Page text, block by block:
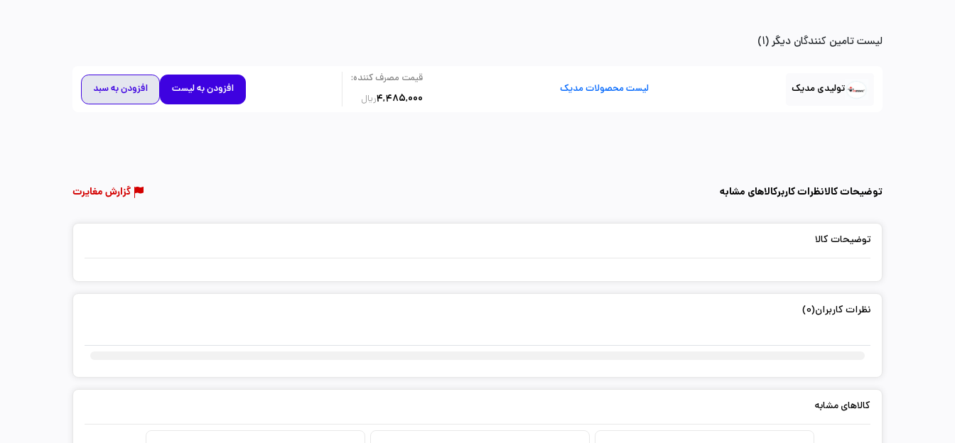
لیست تامین کنندگان دیگر (1)
تولیدی مدیک لیست محصولات مدیک
قیمت مصرف کننده:
4,485,000ریال
افزودن به لیست افزودن به سبد
توضیحات کالانظرات کاربرکالاهای مشابه گزارش مغایرت
توضیحات کالا
نظرات کاربران(0)
کالاهای مشابه